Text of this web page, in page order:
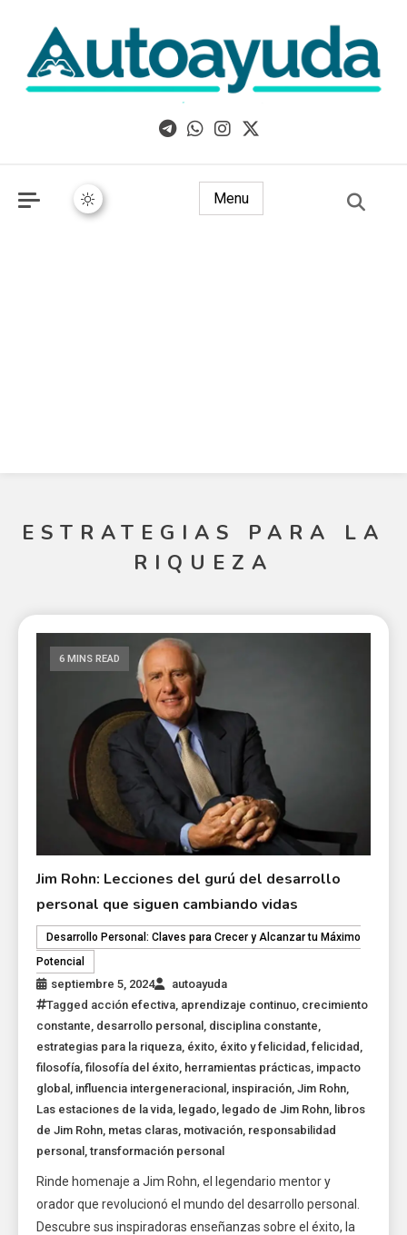
Menu
ESTRATEGIAS PARA LA
RIQUEZA
6 MINS READ
Jim Rohn: Lecciones del gurú del desarrollo
personal que siguen cambiando vidas
Desarrollo Personal: Claves para Crecer y Alcanzar tu Máximo
Potencial
septiembre 5, 2024
autoayuda
Tagged acción efectiva aprendizaje continuo crecimiento
constante desarrollo personal disciplina constante
estrategias para la riqueza éxito éxito y felicidad ,felicidad
filosofía ,filosofía del éxito herramientas prácticas impacto
global
influencia intergeneracional inspiración ,Jim Rohn
Las estaciones de la vida
legado legado de Jim Rohn
libros
de Jim Rohn metas claras motivación responsabilidad
personal ,transformación personal
Rinde homenaje a Jim Rohn, el legendario mentor y
orador que revolucionó el mundo del desarrollo personal.
Descubre sus inspiradoras enseñanzas sobre el éxito, la